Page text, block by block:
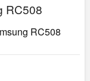
RC508
RC508